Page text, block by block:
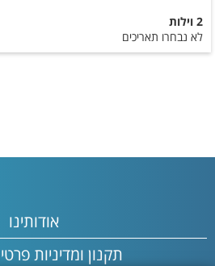
2 וילות
לא נבחרו תאריכים
אודותינו
תקנון ומדיניות